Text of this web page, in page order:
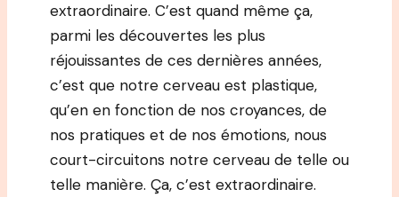
extraordinaire. C’est quand même ça,
parmi les découvertes les plus
réjouissantes de ces dernières années,
c’est que notre cerveau est plastique,
qu’en en fonction de nos croyances, de
nos pratiques et de nos émotions, nous
court-circuitons notre cerveau de telle ou
telle manière. Ça, c’est extraordinaire.